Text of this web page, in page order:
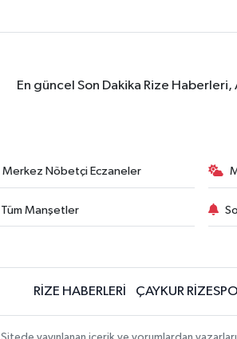
En güncel Son Dakika Rize
Merkez Nöbetçi Eczaneler
Tüm Manşetler
RİZE HABERLERİ ÇAYKUR